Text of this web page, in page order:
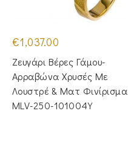
€1,037.00
Ζευγάρι Βέρες Γάμου-
Αρραβώνα Χρυσές Με
Λουστρέ & Ματ Φινίρισμα
MLV-250-101004Y